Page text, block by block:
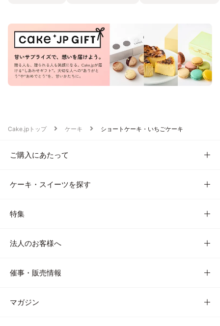
Cake.jpトップ ケーキ ショートケーキ・いちごケーキ
ご購入にあたって
ケーキ・スイーツを探す
特集
法人のお客様へ
催事・販売情報
マガジン